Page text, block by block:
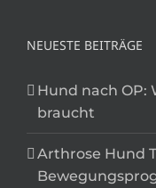
NEUESTE BEITRÄGE
Hund nach OP:
braucht
Arthrose Hund